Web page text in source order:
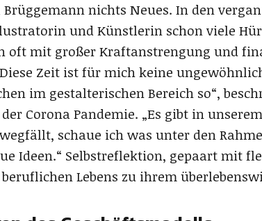
nichts Neues. In den
und Künstlerin schon viele
oft mit großer Kraftanstrengung und
Zeit ist für mich keine
im gestalterischen Bereich so“,
Corona Pandemie. „Es gibt in
schaue ich was unter den
Ideen.“ Selbstreflektion, gepaart mit
Lebens zu ihrem